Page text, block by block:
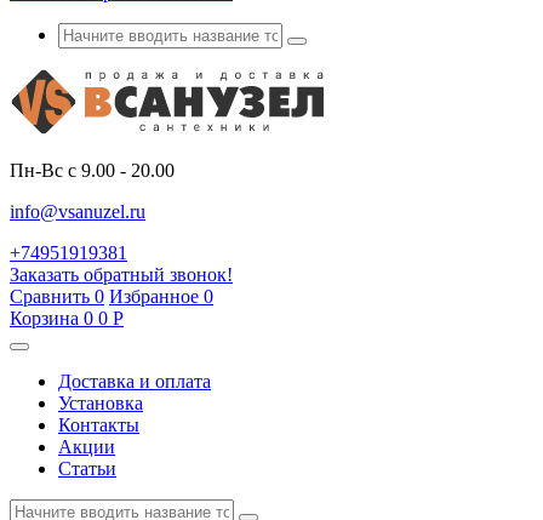
Пн-Вс с 9.00 - 20.00
info@vsanuzel.ru
+74951919381
Заказать обратный звонок!
Сравнить 0 Избранное 0
Корзина 0 0 Р
Доставка и оплата
Установка
Контакты
Акции
Статьи